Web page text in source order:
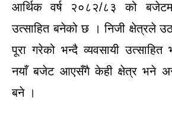
आर्थिक वर्ष २०८२/८३ को
उत्साहित बनेको छ । निजी क्षेत्रले
पूरा गरेको भन्दै व्यवसायी
नयाँ बजेट आएसँगै केही क्षेत्र भने
बने ।